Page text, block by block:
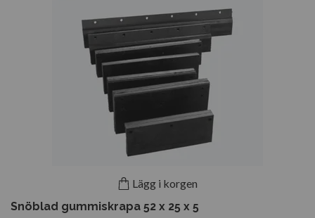
Lägg i korgen
Snöblad gummiskrapa 52 x 25 x 5